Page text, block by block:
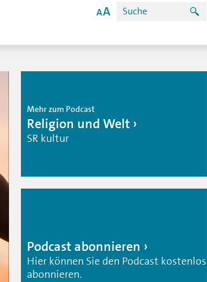
Mehr zum Podcast
Religion und Welt
SR kultur
Podcast abonnieren
Hier können Sie den Podcast kostenlos
abonnieren.